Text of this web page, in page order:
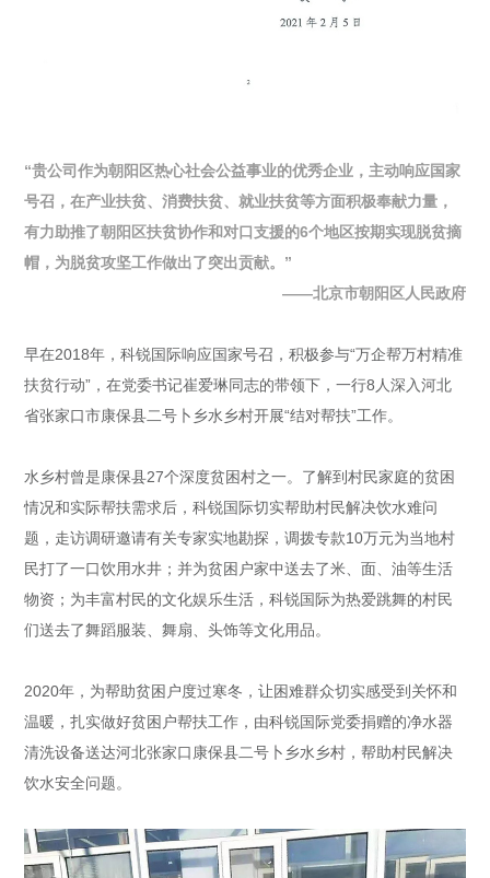
“贵公司作为朝阳区热心社会公益事业的优秀企业，主动响应国家
号召，在产业扶贫、消费扶贫、就业扶贫等方面积极奉献力量，
有力助推了朝阳区扶贫协作和对口支援的6个地区按期实现脱贫摘
帽，为脱贫攻坚工作做出了突出贡献。”
——北京市朝阳区人民政府
早在2018年，科锐国际响应国家号召，积极参与“万企帮万村精准
扶贫行动”，在党委书记崔爱琳同志的带领下，一行8人深入河北
省张家口市康保县二号卜乡水乡村开展“结对帮扶”工作。
水乡村曾是康保县27个深度贫困村之一。了解到村民家庭的贫困
情况和实际帮扶需求后，科锐国际切实帮助村民解决饮水难问
题，走访调研邀请有关专家实地勘探，调拨专款10万元为当地村
民打了一口饮用水井；并为贫困户家中送去了米、面、油等生活
物资；为丰富村民的文化娱乐生活，科锐国际为热爱跳舞的村民
们送去了舞蹈服装、舞扇、头饰等文化用品。
2020年，为帮助贫困户度过寒冬，让困难群众切实感受到关怀和
温暖，扎实做好贫困户帮扶工作，由科锐国际党委捐赠的净水器
清洗设备送达河北张家口康保县二号卜乡水乡村，帮助村民解决
饮水安全问题。